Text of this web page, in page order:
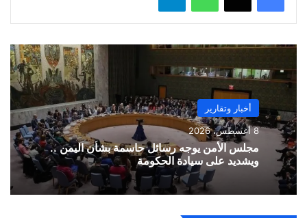
أخبار وتقارير
8 أغسطس، 2026
مجلس الأمن يوجه رسائل حاسمة بشأن اليمن ..
ويشديد على سيادة الحكومة